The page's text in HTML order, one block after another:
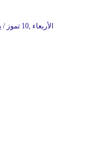
05:51 2019 الأربعاء ,10 تموز / يوليو